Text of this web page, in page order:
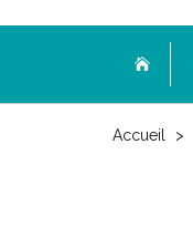
Accueil